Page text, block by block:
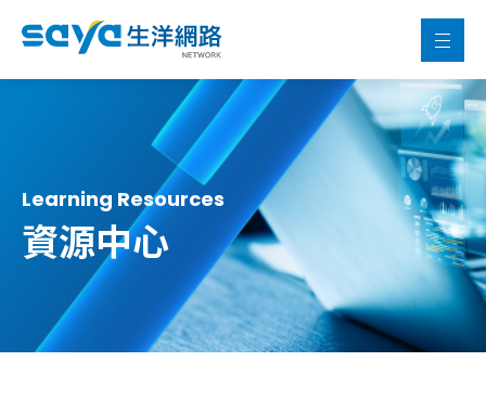
Learning Resources
資源中心